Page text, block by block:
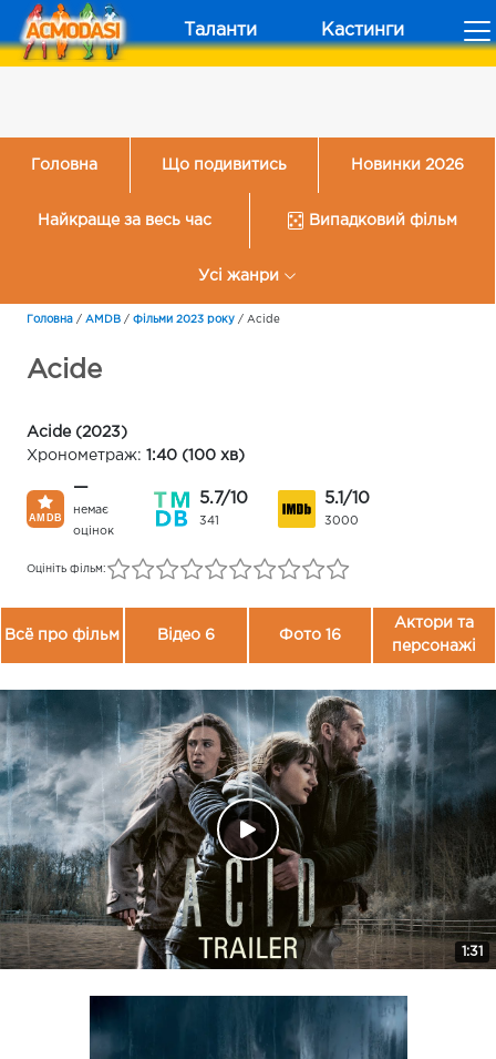
Таланти Кастинги
Головна Що подивитись Новинки 2026
Найкраще за весь час Випадковий фільм
Усі жанри
Головна / AMDB / Фільми 2023 року / Acide
Acide
Acide (2023)
Хронометраж: 1:40 (100 хв)
—
немає
оцінок
5.7/10
341
5.1/10
3000
Оцініть фільм:
Всё про фільм Відео 6 Фото 16
Актори та
персонажі
1:31